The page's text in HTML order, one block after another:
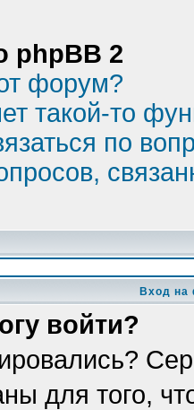
phpBB 2
форум?
такой-то
по
Вход на
войти?
для того,